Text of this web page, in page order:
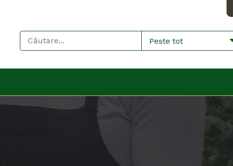
Peste tot